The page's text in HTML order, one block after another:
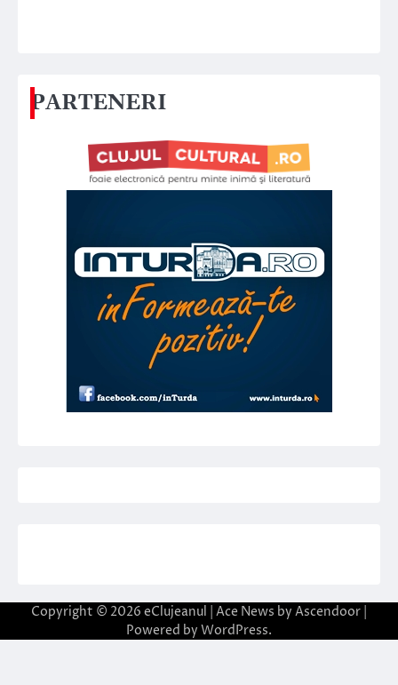
PARTENERI
Copyright © 2026 eClujeanul | Ace News by Ascendoor
Powered by WordPress.